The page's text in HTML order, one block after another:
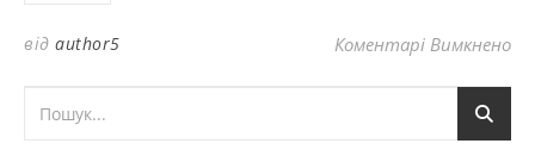
від author5 Коментарі Вимкненодо